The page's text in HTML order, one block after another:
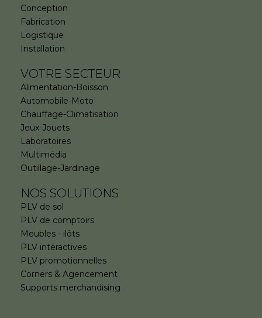
Conception
Fabrication
Logistique
Installation
VOTRE SECTEUR
Alimentation-Boisson
Automobile-Moto
Chauffage-Climatisation
Jeux-Jouets
Laboratoires
Multimédia
Outillage-Jardinage
NOS SOLUTIONS
PLV de sol
PLV de comptoirs
Meubles - ilôts
PLV intéractives
PLV promotionnelles
Corners & Agencement
Supports merchandising